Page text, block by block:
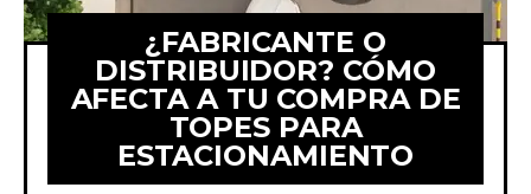
¿FABRICANTE O
DISTRIBUIDOR? CÓMO
AFECTA A TU COMPRA DE
TOPES PARA
ESTACIONAMIENTO
Comparamos comprar topes
para estacionamiento